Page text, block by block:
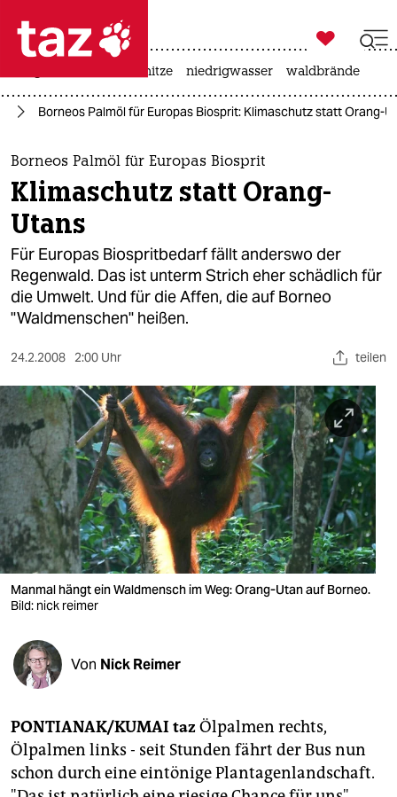
 taz zahl ich
taz zahl ich
themen
politik
öko
gesellschaft
kultur
sport
berlin
nord
wahrheit
verlag
verlag
veranstaltungen
fragen & hilfe
unterstützen
abo
genossenschaft

taz zahl ich
hitze niedrigwasser waldbrände
Borneos Palmöl für Europas Biosprit: Klimaschutz statt Orang-
Borneos Palmöl für Europas Biosprit
Klimaschutz statt Orang-
Utans
Für Europas Biospritbedarf fällt anderswo der
Regenwald. Das ist unterm Strich eher schädlich für
die Umwelt. Und für die Affen, die auf Borneo
"Waldmenschen" heißen.
24.2.2008 2:00 Uhr teilen
Manmal hängt ein Waldmensch im Weg: Orang-Utan auf Borneo.
Bild: nick reimer
Von Nick Reimer
PONTIANAK/KUMAI taz Ölpalmen rechts,
Ölpalmen links - seit Stunden fährt der Bus nun
schon durch eine eintönige Plantagenlandschaft.